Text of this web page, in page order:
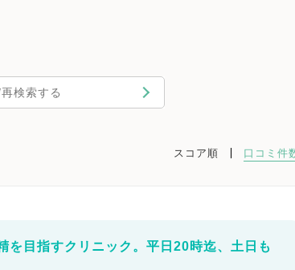
検索する
スコア順 口コミ件
を目指すクリニック。平日20時迄、土日も